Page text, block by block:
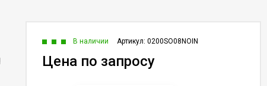
Артикул: 0200SO08NOIN
В наличии
Цена по запросу